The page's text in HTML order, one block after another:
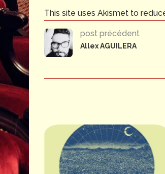
This site uses Akismet to
post précédent
Allex AGUILERA